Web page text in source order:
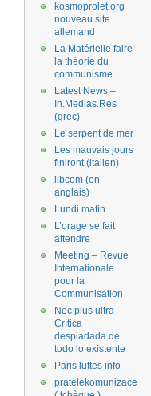
kosmoprolet.org
nouveau site
allemand
La Matérielle faire
la théorie du
communisme
Latest News –
In.Medias.Res
(grec)
Le serpent de mer
Les mauvais jours
finiront (italien)
libcom (en
anglais)
Lundi matin
L’orage se fait
attendre
Meeting – Revue
Internationale
pour la
Communisation
Nec plus ultra
Crítica
despiadada de
todo lo existente
Paris luttes info
pratelekomunizace